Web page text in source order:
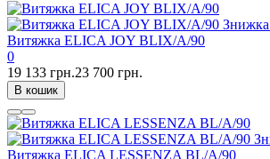
Знижка
Витяжка ELICA JOY BLIX/A/90
0
19 133 грн.23 700 грн.
В кошик
Витяжка ELICA LESSENZA BL/A/90